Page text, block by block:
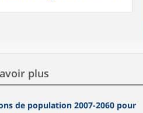
plus
de population 2007-2060 pour